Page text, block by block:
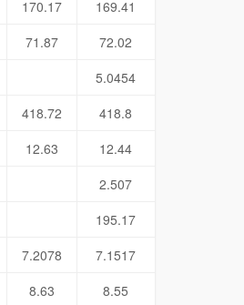
170.17
169.41
71.87
72.02
5.0454
418.72
418.8
12.63
12.44
2.507
195.17
7.2078
7.1517
8.63
8.55